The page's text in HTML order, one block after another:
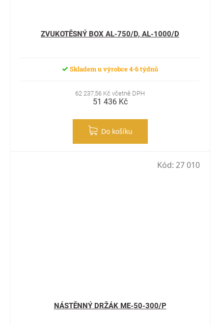
ZVUKOTĚSNÝ BOX AL-750/D, AL-1000/D
Skladem u výrobce 4-6 týdnů
62 237,56 Kč včetně DPH
51 436 Kč
Do košíku
NÁSTĚNNÝ DRŽÁK ME-50-300/P
Kód: 27 010